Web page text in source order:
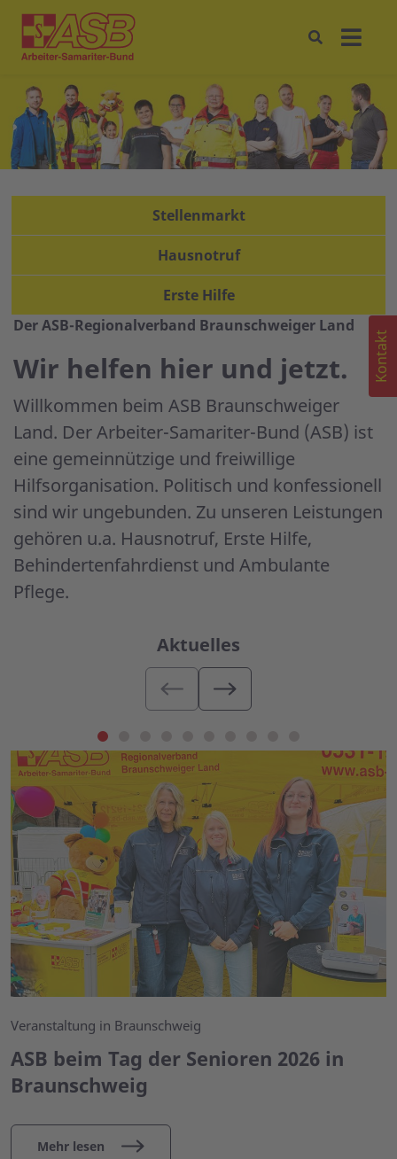
Stellenmarkt
Hausnotruf
Erste Hilfe
Der ASB-Regionalverband Braunschweiger Land
Wir helfen hier und jetzt.
Willkommen beim ASB Braunschweiger
Land. Der Arbeiter-Samariter-Bund (ASB) ist
eine gemeinnützige und freiwillige
Hilfsorganisation. Politisch und konfessionell
sind wir ungebunden. Zu unseren Leistungen
gehören u.a. Hausnotruf, Erste Hilfe,
Behindertenfahrdienst und Ambulante
Pflege.
Aktuelles
Veranstaltung in Braunschweig
ASB beim Tag der Senioren 2026 in
Braunschweig
Mehr lesen
Kontakt